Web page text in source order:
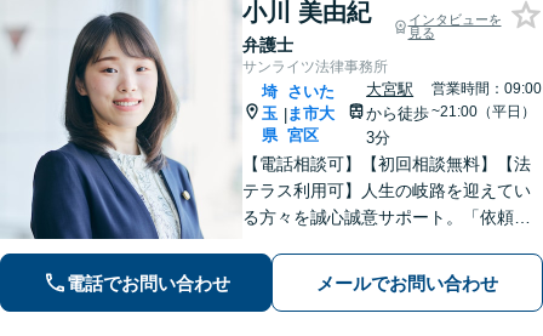
小川 美由紀
弁護士
インタビューを
見る
サンライツ法律事務所
埼
玉
県
|
さいた
ま市大
宮区
大宮駅
から徒歩
3分
営業時間：09:00
~21:00（平日）
【電話相談可】【初回相談無料】【法
テラス利用可】人生の岐路を迎えてい
る方々を誠心誠意サポート。「依頼者
女問題／借金問題／相続／企業法務／
刑事事件／交通事故／労働問題など、
電話でお問い合わせ メールでお問い合わせ